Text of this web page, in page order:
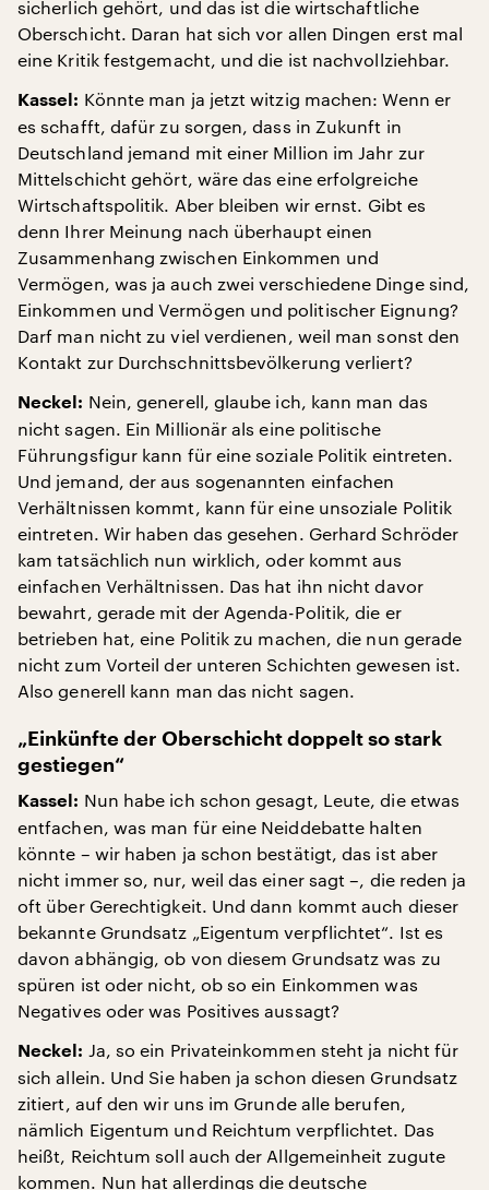
sicherlich gehört, und das ist die wirtschaftliche
Oberschicht. Daran hat sich vor allen Dingen erst mal
eine Kritik festgemacht, und die ist nachvollziehbar.
Kassel: Könnte man ja jetzt witzig machen: Wenn er
es schafft, dafür zu sorgen, dass in Zukunft in
Deutschland jemand mit einer Million im Jahr zur
Mittelschicht gehört, wäre das eine erfolgreiche
Wirtschaftspolitik. Aber bleiben wir ernst. Gibt es
denn Ihrer Meinung nach überhaupt einen
Zusammenhang zwischen Einkommen und
Vermögen, was ja auch zwei verschiedene Dinge sind,
Einkommen und Vermögen und politischer Eignung?
Darf man nicht zu viel verdienen, weil man sonst den
Kontakt zur Durchschnittsbevölkerung verliert?
Neckel: Nein, generell, glaube ich, kann man das
nicht sagen. Ein Millionär als eine politische
Führungsfigur kann für eine soziale Politik eintreten.
Und jemand, der aus sogenannten einfachen
Verhältnissen kommt, kann für eine unsoziale Politik
eintreten. Wir haben das gesehen. Gerhard Schröder
kam tatsächlich nun wirklich, oder kommt aus
einfachen Verhältnissen. Das hat ihn nicht davor
bewahrt, gerade mit der Agenda-Politik, die er
betrieben hat, eine Politik zu machen, die nun gerade
nicht zum Vorteil der unteren Schichten gewesen ist.
Also generell kann man das nicht sagen.
„Einkünfte der Oberschicht doppelt so stark
gestiegen“
Kassel: Nun habe ich schon gesagt, Leute, die etwas
entfachen, was man für eine Neiddebatte halten
könnte – wir haben ja schon bestätigt, das ist aber
nicht immer so, nur, weil das einer sagt –, die reden ja
oft über Gerechtigkeit. Und dann kommt auch dieser
bekannte Grundsatz „Eigentum verpflichtet“. Ist es
davon abhängig, ob von diesem Grundsatz was zu
spüren ist oder nicht, ob so ein Einkommen was
Negatives oder was Positives aussagt?
Neckel: Ja, so ein Privateinkommen steht ja nicht für
sich allein. Und Sie haben ja schon diesen Grundsatz
zitiert, auf den wir uns im Grunde alle berufen,
nämlich Eigentum und Reichtum verpflichtet. Das
heißt, Reichtum soll auch der Allgemeinheit zugute
kommen. Nun hat allerdings die deutsche